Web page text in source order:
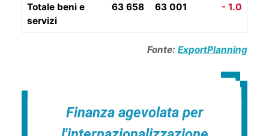
Totale beni e
servizi
63 658 63 001 - 1.0
Fonte: ExportPlanning
Finanza agevolata per